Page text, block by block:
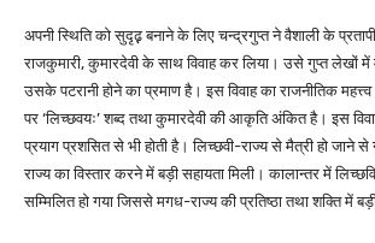
अपनी स्थिति को सुदृढ़़ बनाने के लिए चन्द्रगुप्त ने वैशाली के
राजकुमारी, कुमारदेवी के साथ विवाह कर लिया। उसे गुप्त लेखों में
उसके पटरानी होने का प्रमाण है। इस विवाह का राजनीतिक
पर ‘लिच्छवयः’ शब्द तथा कुमारदेवी की आकृति अंकित है। इस
प्रयाग प्रशसित से भी होती है। लिच्छवी-राज्य से मैत्री हो जाने
राज्य का विस्तार करने में बड़ी सहायता मिली। कालान्तर में
सम्मिलित हो गया जिससे मगध-राज्य की प्रतिष्ठा तथा शक्ति में बड़ी